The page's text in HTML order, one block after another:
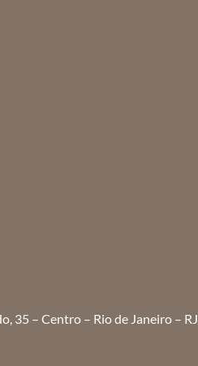
35 – Centro – Rio de Janeiro – RJ